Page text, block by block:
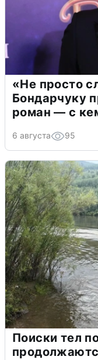
«Не просто
Бондарчуку
роман — с
6 августа 95
Поиски тел